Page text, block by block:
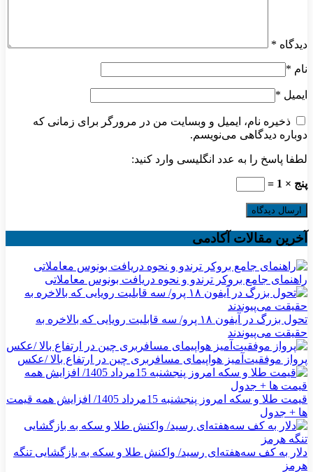
دیدگاه *
نام *
ایمیل *
ذخیره نام، ایمیل و وبسایت من در مرورگر برای زمانی که
دوباره دیدگاهی می‌نویسم.
لطفا پاسخ را به عدد انگلیسی وارد کنید:
پنج × 1 =
آخرین مقالات آکادمی
راهنمای جامع بروکر ترندو و نحوه دریافت بونوس معاملاتی
تحول بزرگ در آیفون ۱۸ پرو/ سه قابلیت رویایی که بالاخره به
حقیقت می‌پیوندند
پرواز موفقیت‌آمیز هواپیمای مسافربری چین در ارتفاع بالا /عکس
قیمت طلا و سکه امروز پنجشنبه 15مرداد 1405/ افزایش همه قیمت
ها + جدول
دلار به کف سه‌هفته‌ای رسید/ واکنش طلا و سکه به بازگشایی تنگه
هرمز